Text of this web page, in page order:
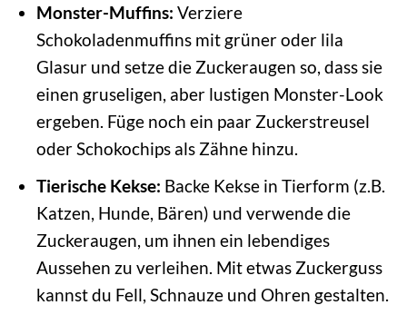
Monster-Muffins: Verziere
Schokoladenmuffins mit grüner oder lila
Glasur und setze die Zuckeraugen so, dass sie
einen gruseligen, aber lustigen Monster-Look
ergeben. Füge noch ein paar Zuckerstreusel
oder Schokochips als Zähne hinzu.
Tierische Kekse: Backe Kekse in Tierform (z.B.
Katzen, Hunde, Bären) und verwende die
Zuckeraugen, um ihnen ein lebendiges
Aussehen zu verleihen. Mit etwas Zuckerguss
kannst du Fell, Schnauze und Ohren gestalten.